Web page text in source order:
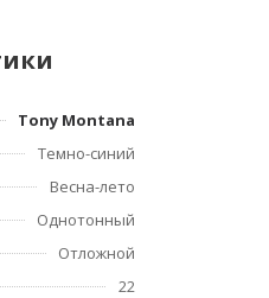
Tony Montana
Темно-синий
Весна-лето
Однотонный
Отложной
22